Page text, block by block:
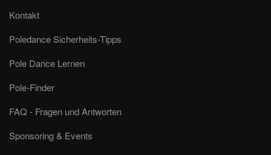
Kontakt
Poledance Sicherheits-Tipps
Pole Dance Lernen
Pole-Finder
FAQ - Fragen und Antworten
Sponsoring & Events